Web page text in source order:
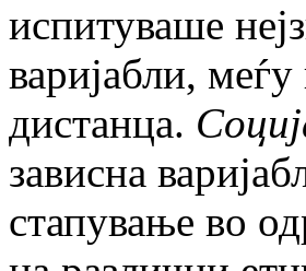
испитуваше
варијабли,
дистанца.
зависна
стапување во